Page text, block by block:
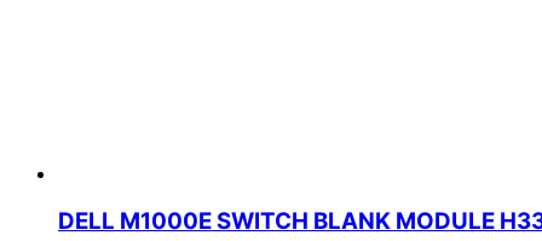
DELL M1000E SWITCH BLANK MODULE